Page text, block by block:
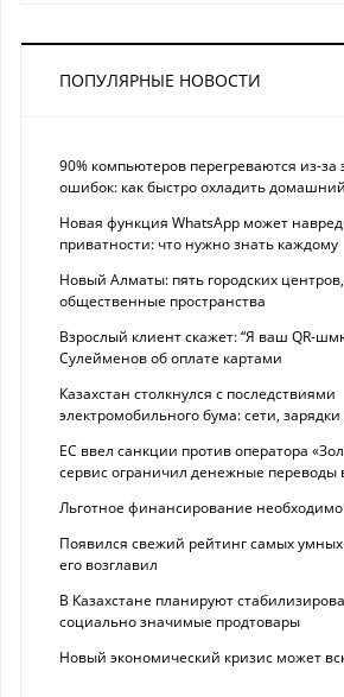
ПОПУЛЯРНЫЕ НОВОСТИ
90% компьютеров перегреваются из-за
ошибок: как быстро охладить
Новая функция WhatsApp может
приватности: что нужно знать каждому
Новый Алматы: пять городских
общественные пространства
Взрослый клиент скажет: “Я ваш QR-
Сулейменов об оплате картами
Казахстан столкнулся с последствиями
электромобильного бума: сети,
ЕС ввел санкции против оператора
сервис ограничил денежные переводы
Льготное финансирование необходимо
Появился свежий рейтинг самых умных
его возглавил
В Казахстане планируют
социально значимые продтовары
Новый экономический кризис может